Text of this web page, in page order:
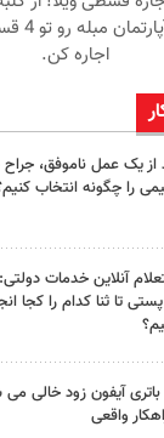
آپارتمان
اجاره کن.
از یک عمل ناموفق، جراح
را چگونه انتخاب
آنلاین خدمات
تا ثنا کدام را کجا
باتری آیفون زود خالی